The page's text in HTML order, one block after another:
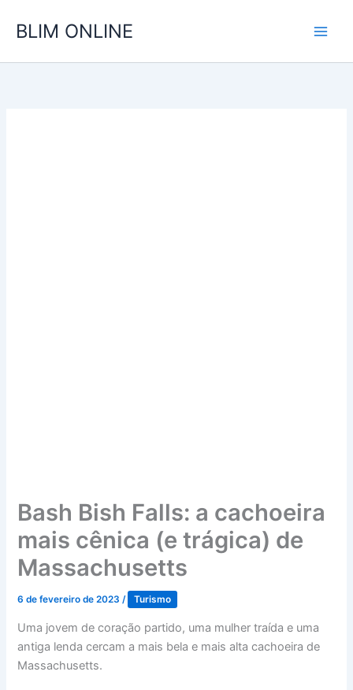
para
conteúdo
BLIM ONLINE
Bash Bish Falls: a cachoeira
mais cênica (e trágica) de
Massachusetts
6 de fevereiro de 2023/ Turismo
Uma jovem de coração partido, uma mulher traída e uma
antiga lenda cercam a mais bela e mais alta cachoeira de
Massachusetts.